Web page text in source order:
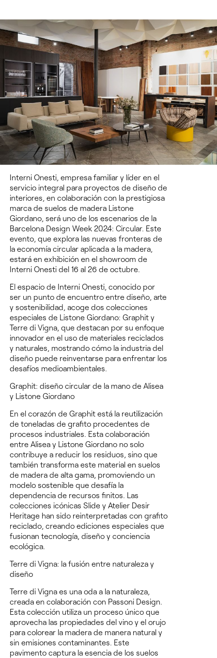
Interni Onesti, empresa familiar y líder en el
servicio integral para proyectos de diseño de
interiores, en colaboración con la prestigiosa
marca de suelos de madera Listone
Giordano, será uno de los escenarios de la
Barcelona Design Week 2024: Circular. Este
evento, que explora las nuevas fronteras de
la economía circular aplicada a la madera,
estará en exhibición en el showroom de
Interni Onesti del 16 al 26 de octubre.
El espacio de Interni Onesti, conocido por
ser un punto de encuentro entre diseño, arte
y sostenibilidad, acoge dos colecciones
especiales de Listone Giordano: Graphit y
Terre di Vigna, que destacan por su enfoque
innovador en el uso de materiales reciclados
y naturales, mostrando cómo la industria del
diseño puede reinventarse para enfrentar los
desafíos medioambientales.
Graphit: diseño circular de la mano de Alisea
y Listone Giordano
En el corazón de Graphit está la reutilización
de toneladas de grafito procedentes de
procesos industriales. Esta colaboración
entre Alisea y Listone Giordano no solo
contribuye a reducir los residuos, sino que
también transforma este material en suelos
de madera de alta gama, promoviendo un
modelo sostenible que desafía la
dependencia de recursos finitos. Las
colecciones icónicas Slide y Atelier Desir
Heritage han sido reinterpretadas con grafito
reciclado, creando ediciones especiales que
fusionan tecnología, diseño y conciencia
ecológica.
Terre di Vigna: la fusión entre naturaleza y
diseño
Terre di Vigna es una oda a la naturaleza,
creada en colaboración con Passoni Design.
Esta colección utiliza un proceso único que
aprovecha las propiedades del vino y el orujo
para colorear la madera de manera natural y
sin emisiones contaminantes. Este
pavimento captura la esencia de los suelos